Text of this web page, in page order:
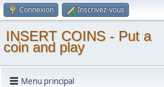
Connexion Inscrivez-vous
INSERT COINS - Put a
coin and play
Menu principal